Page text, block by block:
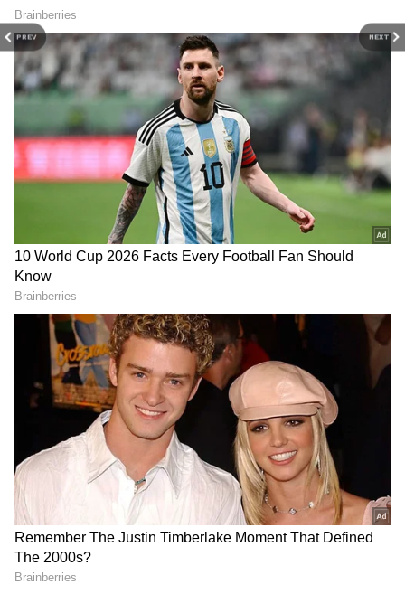
PREV NEXT
Related Articles
హైద‌రాబాద్‌లోని ఈ ప్రాంతం త్వ‌ర‌లోనే మ‌రో
మియాపూర్ కావ‌డం ఖాయం.. ఇప్పుడు కొన్న‌వాళ్లు
అప్పుడు న‌వ్వించాడు, ఇప్పుడు గుండె ప‌గిలేలా
ఎడిపించాడు. ఫ‌న్ బ‌కెట్ భార్గ‌వ్ ట్రాజ‌డీ జీవితం
3
Image Credit :Amazon.in
ఒక్కసారి ఛార్జ్ చేస్తే నెలల పాటు వినియోగం
ఈ స్మార్ట్ లాక్‌లో రీచార్జ్ చేసుకునే బ్యాటరీ ఉంటుంది.
యూఎస్‌బీ ఛార్జింగ్ కేబుల్ ద్వారా సుమారు ఒక గంటలో